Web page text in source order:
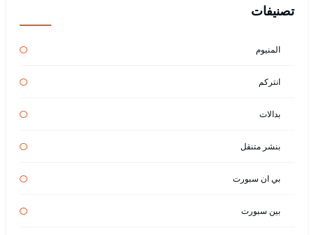
تصنيفات
المنيوم
انتركم
بدالات
بنشر متنقل
بي ان سبورت
بين سبورت